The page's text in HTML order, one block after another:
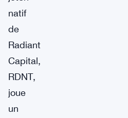
natif
de
Radiant
Capital,
RDNT,
joue
un